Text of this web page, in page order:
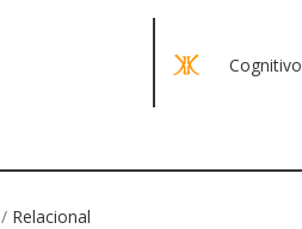
Cognitivo
/ Relacional